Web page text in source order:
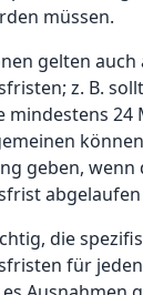
müssen.
gelten auch
z. B.
mindestens
geben, wenn
abgelaufen
die
für